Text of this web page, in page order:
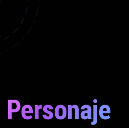
Personaje